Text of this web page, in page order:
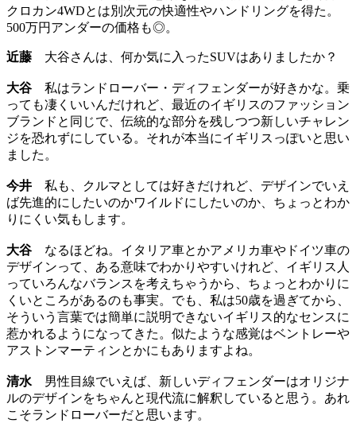
クロカン4WDとは別次元の快適性やハンドリングを得た。
500万円アンダーの価格も◎。
近藤 大谷さんは、何か気に入ったSUVはありましたか？
大谷 私はランドローバー・ディフェンダーが好きかな。乗
っても凄くいいんだけれど、最近のイギリスのファッション
ブランドと同じで、伝統的な部分を残しつつ新しいチャレン
ジを恐れずにしている。それが本当にイギリスっぽいと思い
ました。
今井 私も、クルマとしては好きだけれど、デザインでいえ
ば先進的にしたいのかワイルドにしたいのか、ちょっとわか
りにくい気もします。
大谷 なるほどね。イタリア車とかアメリカ車やドイツ車の
デザインって、ある意味でわかりやすいけれど、イギリス人
っていろんなバランスを考えちゃうから、ちょっとわかりに
くいところがあるのも事実。でも、私は50歳を過ぎてから、
そういう言葉では簡単に説明できないイギリス的なセンスに
惹かれるようになってきた。似たような感覚はベントレーや
アストンマーティンとかにもありますよね。
清水 男性目線でいえば、新しいディフェンダーはオリジナ
ルのデザインをちゃんと現代流に解釈していると思う。あれ
こそランドローバーだと思います。